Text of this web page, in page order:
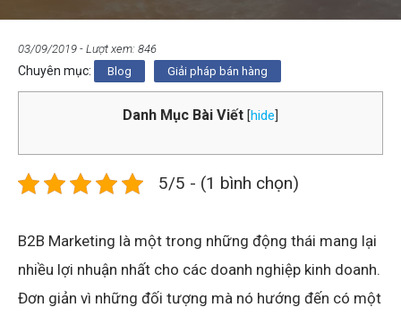
03/09/2019 - Lượt xem: 846
Chuyên mục: Blog Giải pháp bán hàng
Danh Mục Bài Viết [hide
5/5 - (1 bình chọn)
B2B Marketing là một trong những động thái mang lại
nhiều lợi nhuận nhất cho các doanh nghiệp kinh doanh.
Đơn giản vì những đối tượng mà nó hướng đến có một